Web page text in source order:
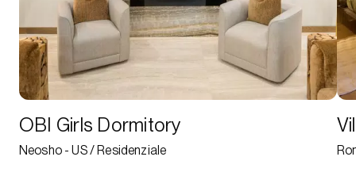
OBI Girls Dormitory
Neosho - US / Residenziale